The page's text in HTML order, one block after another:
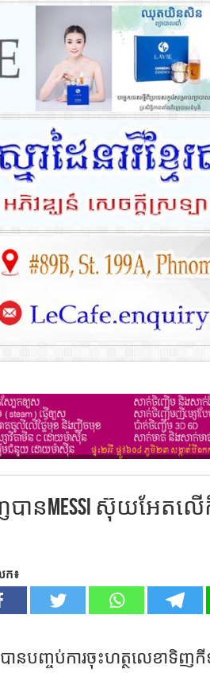
បានMessi ស៊ុយអែតលើ
ក៖
ានបញ្ចប់ការចុះហត្ថលេខាទិញកី